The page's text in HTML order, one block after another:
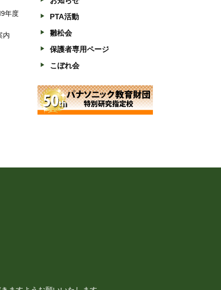
年度
内
PTA活動
雛松会
保護者専用ページ
こぼれ会